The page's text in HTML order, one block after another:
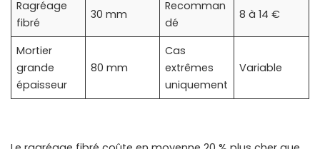
Ragréage
fibré
30 mm
Recomman
dé
8 à 14 €
Mortier
grande
épaisseur
80 mm
Cas
extrêmes
uniquement
Variable